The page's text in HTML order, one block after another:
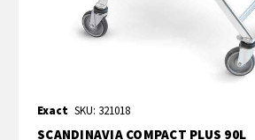
Exact SKU: 321018
SCANDINAVIA COMPACT PLUS 90L